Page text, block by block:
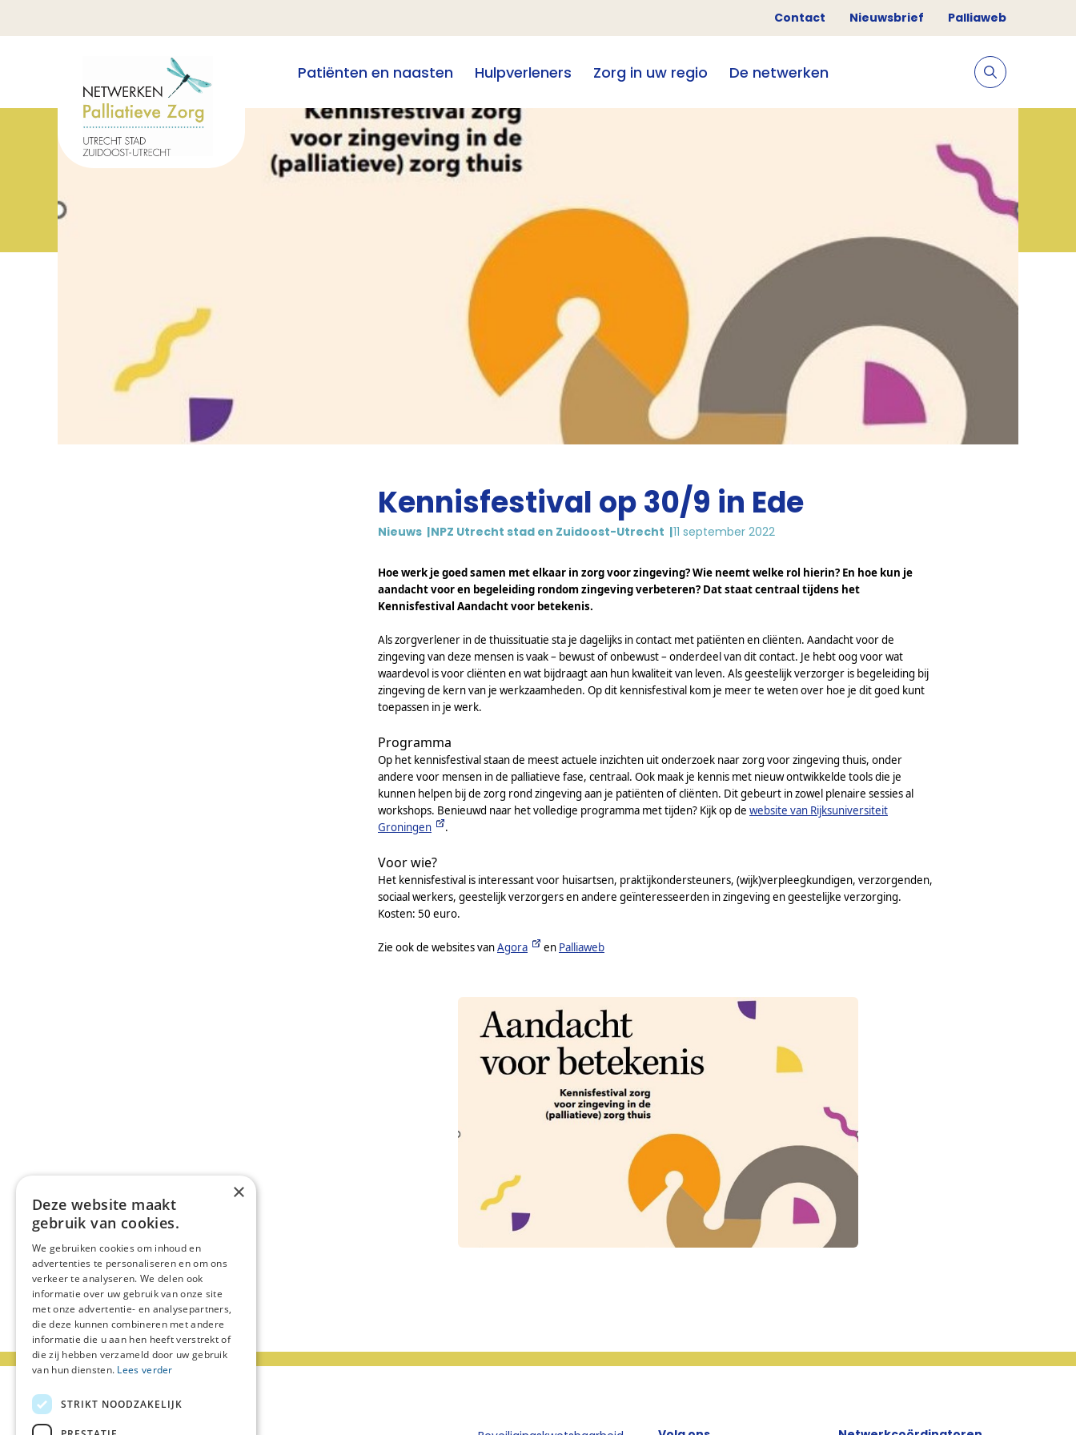
Contact Nieuwsbrief Palliaweb
Patiënten en naasten Hulpverleners Zorg in uw regio De netwerken
Kennisfestival op 30/9 in Ede
Nieuws NPZ Utrecht stad en Zuidoost-Utrecht 11 september 2022
Hoe werk je goed samen met elkaar in zorg voor zingeving? Wie neemt welke rol hierin? En hoe kun je
aandacht voor en begeleiding rondom zingeving verbeteren? Dat staat centraal tijdens het
Kennisfestival Aandacht voor betekenis.
Als zorgverlener in de thuissituatie sta je dagelijks in contact met patiënten en cliënten. Aandacht voor de
zingeving van deze mensen is vaak – bewust of onbewust – onderdeel van dit contact. Je hebt oog voor wat
waardevol is voor cliënten en wat bijdraagt aan hun kwaliteit van leven. Als geestelijk verzorger is begeleiding bij
zingeving de kern van je werkzaamheden. Op dit kennisfestival kom je meer te weten over hoe je dit goed kunt
toepassen in je werk.
Programma
Op het kennisfestival staan de meest actuele inzichten uit onderzoek naar zorg voor zingeving thuis, onder
andere voor mensen in de palliatieve fase, centraal. Ook maak je kennis met nieuw ontwikkelde tools die je
kunnen helpen bij de zorg rond zingeving aan je patiënten of cliënten. Dit gebeurt in zowel plenaire sessies al
workshops. Benieuwd naar het volledige programma met tijden? Kijk op de website van Rijksuniversiteit
Groningen
.
Voor wie?
Het kennisfestival is interessant voor huisartsen, praktijkondersteuners, (wijk)verpleegkundigen, verzorgenden,
sociaal werkers, geestelijk verzorgers en andere geïnteresseerden in zingeving en geestelijke verzorging.
Kosten: 50 euro.
Zie ook de websites vanAgora en Palliaweb
×
Deze website maakt
gebruik van cookies.
We gebruiken cookies om inhoud en
advertenties te personaliseren en om ons
verkeer te analyseren. We delen ook
informatie over uw gebruik van onze site
met onze advertentie- en analysepartners,
die deze kunnen combineren met andere
informatie die u aan hen heeft verstrekt of
die zij hebben verzameld door uw gebruik
van hun diensten. Lees verder
STRIKT NOODZAKELIJK